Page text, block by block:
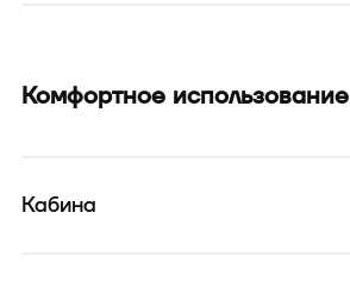
Комфортное использование
Кабина